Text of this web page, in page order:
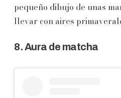
pequeño dibujo de unas
llevar con aires
8. Aura de matcha